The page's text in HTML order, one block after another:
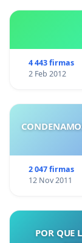
4 443 firmas
2 Feb 2012
2 047 firmas
12 Nov 2011
POR QUE